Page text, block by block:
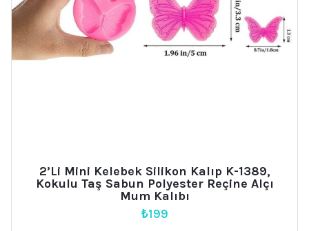
2’li Mini Kelebek Silikon Kalıp K-1389,
Kokulu Taş Sabun Polyester Reçine Alçı
Mum Kalıbı
₺199